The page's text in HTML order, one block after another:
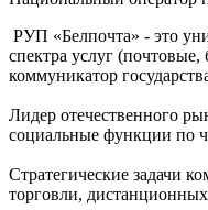
РУП «Белпочта» - это
спектра услуг (почтовые,
коммуникатор
Лидер отечественного
социальные функции по
Стратегические задачи
торговли,